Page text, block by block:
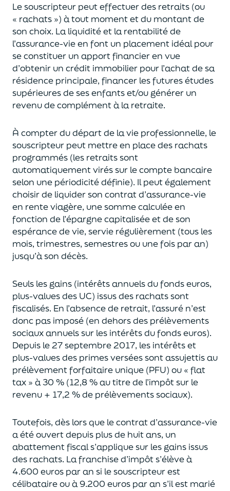
Le souscripteur peut effectuer des retraits (ou
« rachats ») à tout moment et du montant de
son choix. Laliquiditéet la rentabilité de
l’assurance-vie en font un placement idéal pour
se constituer un apport financier en vue
d’obtenir un crédit immobilier pour l’achat desa
résidence principale, financer les futures études
supérieures de ses enfantset/ou générer un
revenu de complément à la retraite.
À compter du départ de la vie professionnelle, le
souscripteur peut mettre en place des rachats
programmés (les retraits sont
automatiquement virés sur le compte bancaire
selon une périodicité définie). Il peut également
choisirde liquider son contrat d’assurance-vie
en rente viagère, une somme calculée en
fonction de l’épargne capitalisée et deson
espérance de vie, servie régulièrement (tous les
mois, trimestres, semestres ou une fois par an)
jusqu’à son décès.
Seuls les gains (intérêts annuels du fonds euros,
plus-values des UC) issus des rachats sont
fiscalisés. En l’absence de retrait, l’assuré n’est
donc pas imposé (en dehors des prélèvements
sociaux annuels sur les intérêts du fonds euros).
Depuis le 27 septembre 2017, les intérêts et
plus-values des primes verséessont assujettis au
prélèvement forfaitaire unique (PFU) ou « flat
tax » à 30 % (12,8 % au titre de l’impôt sur le
revenu + 17,2 % de prélèvements sociaux).
Toutefois, dès lors que le contrat d’assurance-vie
a été ouvert depuis plus de huit ans, un
abattement fiscal s’applique sur les gains issus
des rachats. La franchise d’impôts’élève à
4.600 euros par an si le souscripteurest
célibataire ou à 9.200 euros par an s’il est marié